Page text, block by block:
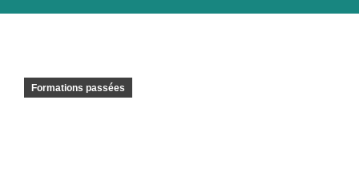
Formations passées